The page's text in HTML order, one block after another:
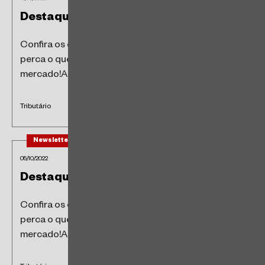
Destaques Tributários da Semana
Confira os destaques tributários da semana e não
perca o que está acontecendo no
mercado!Acesse https://lnkd.in/dQe8yu8S
Tributário
Newsletter
05/10/2022
Destaques Tributários da Semana
Confira os destaques tributários da semana e não
perca o que está acontecendo no
mercado!Acesse https://lnkd.in/dQe8yu8S